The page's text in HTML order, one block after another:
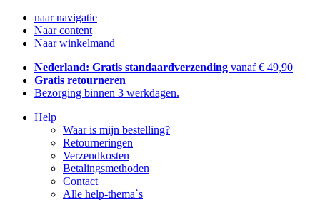
naar navigatie
Naar content
Naar winkelmand
Nederland: Gratis standaardverzending vanaf € 49,90
Gratis retourneren
Bezorging binnen 3 werkdagen.
Help
Waar is mijn bestelling?
Retourneringen
Verzendkosten
Betalingsmethoden
Contact
Alle help-thema`s